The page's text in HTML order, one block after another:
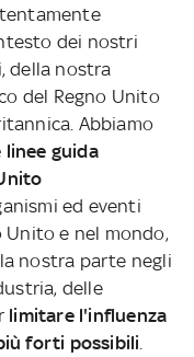
dei nostri
della nostra
del Regno Unito
Abbiamo
linee guida
ed eventi
e nel mondo,
nostra parte negli
delle
limitare l'influenza
forti possibili